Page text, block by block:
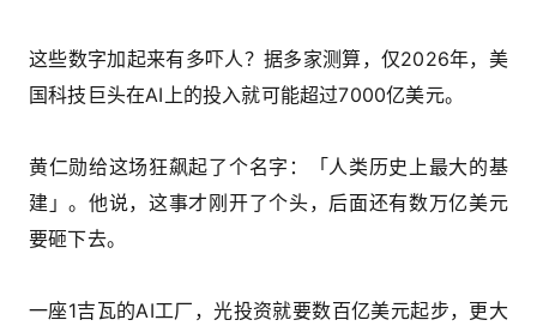
这些数字加起来有多吓人？据多家测算，仅2026年，美
国科技巨头在AI上的投入就可能超过7000亿美元。
黄仁勋给这场狂飙起了个名字：「人类历史上最大的基
建」。他说，这事才刚开了个头，后面还有数万亿美元
要砸下去。
一座1吉瓦的AI工厂，光投资就要数百亿美元起步，更大